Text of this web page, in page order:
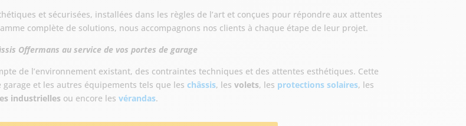
et sécurisées, installées dans les règles de l’art et conçues pour répondre aux attentes
complète de solutions, nous accompagnons nos clients à chaque étape de leur projet.
Offermans au service de vos portes de garage
de l’environnement existant, des contraintes techniques et des attentes esthétiques. Cette
et les autres équipements tels que les châssis, les volets, les protections solaires, les
industriellesou encore les vérandas.